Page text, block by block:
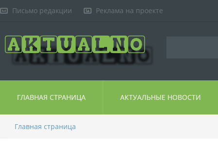
Письмо редакции Реклама на проекте
ГЛАВНАЯ СТРАНИЦА АКТУАЛЬНЫЕ НОВОСТИ
Главная страница